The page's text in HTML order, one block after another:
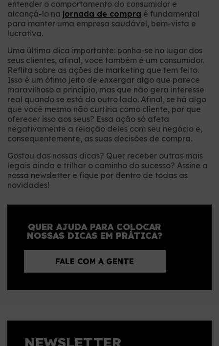
entender o comportamento do consumidor e
alcançá-lo na jornada de compra é fundamental
para manter uma empresa saudável, bem-vista e
lucrativa.
Uma última dica importante: ponha-se no lugar dos
seus clientes, afinal, você também é um consumidor.
Reflita sobre as ações de marketing que tem feito.
Isso é um ótimo jeito de enxergar algo que parece
maravilhoso a princípio, mas que não gera interesse
real quando se está do outro lado. Afinal, se há algo
que você mesmo não curtiria como cliente, por que
oferecer isso aos seus? Essa ação só afeta
negativamente a relação deles com seu negócio e,
consequentemente, as suas decisões de compra.
Gostou das nossas dicas? Quer receber outras mais
legais ainda e trilhar o caminho do sucesso? Assine a
nossa newsletter e fique por dentro de todas as
novidades!
QUER AJUDA PARA COLOCAR
NOSSAS DICAS EM PRÁTICA?
FALE COM A GENTE
NEWSLETTER